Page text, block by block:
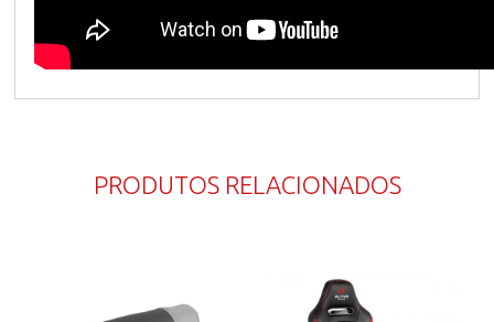
PRODUTOS RELACIONADOS